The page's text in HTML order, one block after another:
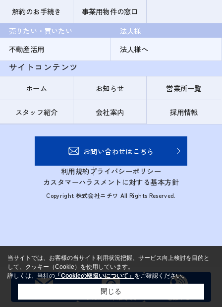
解約のお手続き
事業用物件の窓口
売りたい・買いたい
不動産活用
法人様
法人様へ
サイトコンテンツ
ホーム お知らせ 営業所一覧
スタッフ紹介 会社案内 採用情報
お問い合わせはこちら
利用規約プライバシーポリシー
カスタマーハラスメントに対する基本方針
Copyright 株式会社ニチワ All Rights Reserved.
当サイトでは、お客様の当サイト利用状況把握、サービス向上検討を目的と
して、クッキー（Cookie）を使用しています。
詳しくは、当社の 「Cookieの取扱いについて」 をご確認ください。
閉じる